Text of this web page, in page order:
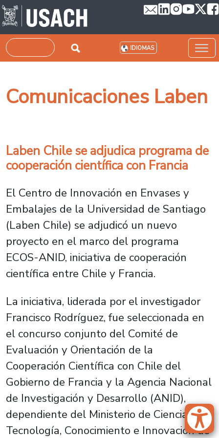
Pasar al contenido principal
Buscar IDIOMAS
Comunicaciones Laben
Laben Chile se adjudica programa de
cooperación científica con Francia
El Centro de Innovación en Envases y
Embalajes de la Universidad de Santiago
(Laben Chile) se adjudicó un nuevo
proyecto en el marco del programa
ECOS-ANID, iniciativa de cooperación
científica entre Chile y Francia.
La iniciativa, liderada por el investigador
Francisco Rodríguez, fue seleccionada en
el concurso conjunto del Comité de
Evaluación y Orientación de la
Cooperación Científica con Chile del
Gobierno de Francia y la Agencia Nacional
de Investigación y Desarrollo (ANID),
dependiente del Ministerio de Ciencia,
Tecnología, Conocimiento e Innovación de